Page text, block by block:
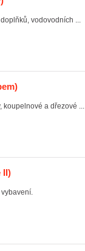
vodovodních ...
koupelnové a dřezové ...
II)